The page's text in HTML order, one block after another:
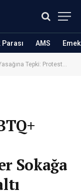
AMS
Binler Sokağa Döküldü, 289 Gözaltı
Sokağa